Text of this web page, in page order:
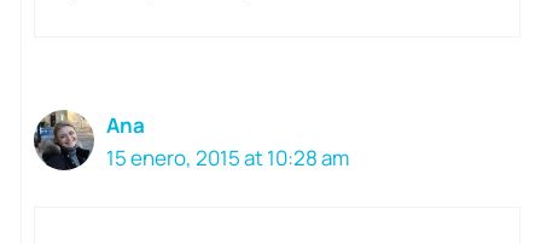
Ana
15 enero, 2015 at 10:28 am